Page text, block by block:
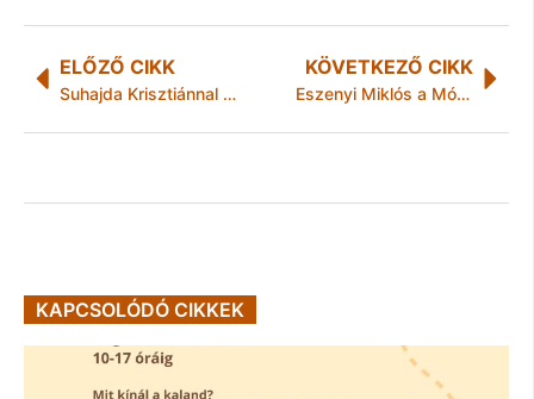
ELŐZŐ CIKK
Suhajda Krisztiánnal bővül a Jobbik országgyűlési frakciója
KÖVETKEZŐ CIKK
Eszenyi Miklós a Móra Ferenc Könyvtárban
KAPCSOLÓDÓ CIKKEK